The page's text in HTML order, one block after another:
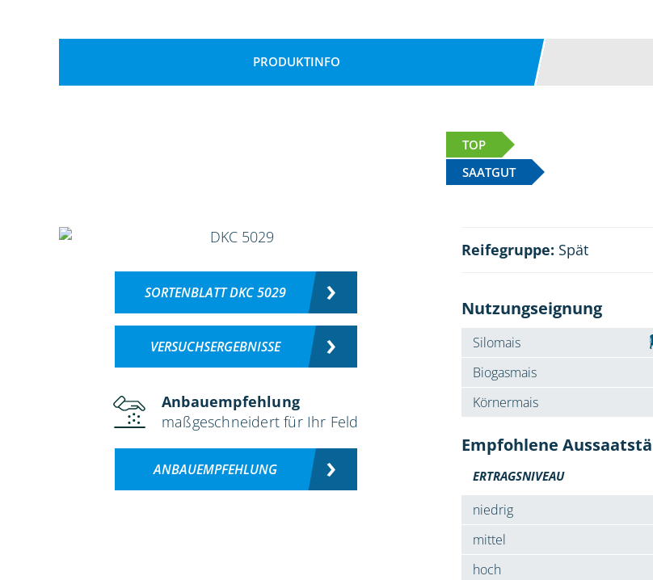
PRODUKTINFO
TOP
SAATGUT
SORTENBLATT DKC 5029
VERSUCHSERGEBNISSE
Anbauempfehlung
maßgeschneidert für Ihr Feld
ANBAUEMPFEHLUNG
Reifegruppe: Spät
Nutzungseignung
Silomais
Biogasmais
Körnermais
Empfohlene
ERTRAGSNIVEAU
niedrig
mittel
hoch